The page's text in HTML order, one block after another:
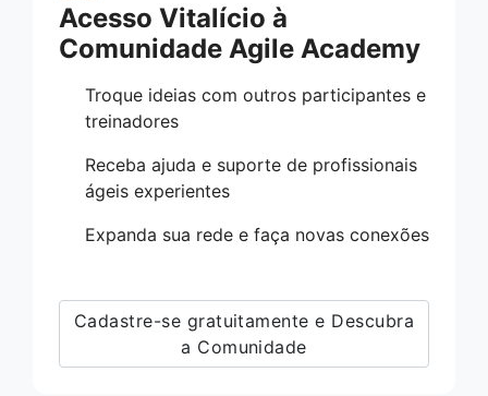
Acesso Vitalício à
Comunidade Agile Academy
Troque ideias com outros participantes e
treinadores
Receba ajuda e suporte de profissionais
ágeis experientes
Expanda sua rede e faça novas conexões
Cadastre-se gratuitamente e Descubra
a Comunidade